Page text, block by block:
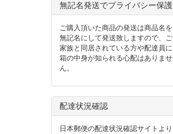
無記名発送でプライバシー保護
ご購入頂いた商品の発送は商品名を
無記名にして発送致しますので、ご
家族と同居されている方や配達員に
箱の中身が知られる心配はありませ
ん。
配達状況確認
日本郵便の配達状況確認サイトより